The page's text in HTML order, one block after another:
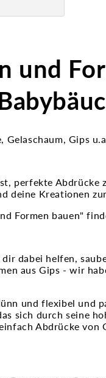
und
Gips
perfekte Abdrücke
deine Kreationen
Formen bauen"
dabei helfen,
aus Gips - wir
und flexibel und
sich durch seine
Abdrücke